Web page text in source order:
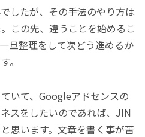
したが、その手法のやり方は
この先、違うことを始めるこ
旦整理をして次どう進めるか
。
いて、Googleアドセンスの
スをしたいのであれば、JIN
思います。文章を書く事が苦